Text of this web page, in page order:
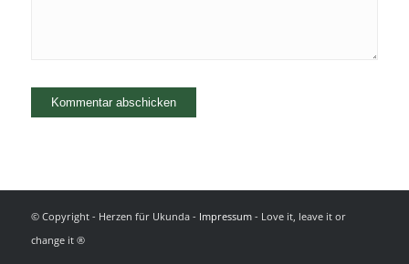
© Copyright - Herzen für Ukunda - Impressum- Love it, leave it or
change it ®